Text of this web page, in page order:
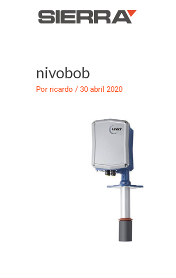
nivobob
Por ricardo / 30 abril 2020
Navegación